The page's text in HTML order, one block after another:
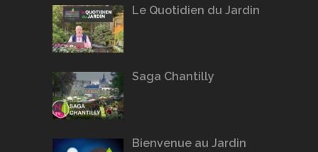
Le Quotidien du Jardin
Saga Chantilly
Bienvenue au Jardin